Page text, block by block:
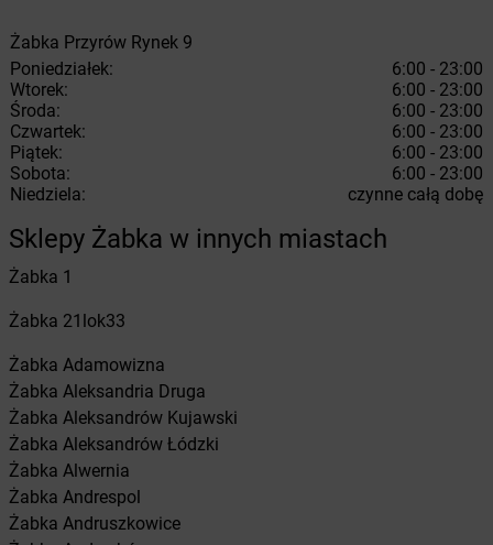
Żabka Przyrów Rynek 9
Poniedziałek:
6:00 - 23:00
Wtorek:
6:00 - 23:00
Środa:
6:00 - 23:00
Czwartek:
6:00 - 23:00
Piątek:
6:00 - 23:00
Sobota:
6:00 - 23:00
Niedziela:
czynne całą dobę
Sklepy Żabka w innych miastach
Żabka 1
Żabka 21lok33
Żabka Adamowizna
Żabka Aleksandria Druga
Żabka Aleksandrów Kujawski
Żabka Aleksandrów Łódzki
Żabka Alwernia
Żabka Andrespol
Żabka Andruszkowice